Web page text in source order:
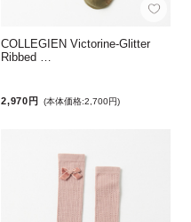
COLLEGIEN Victorine-Glitter
Ribbed …
2,970円 (本体価格:2,700円)